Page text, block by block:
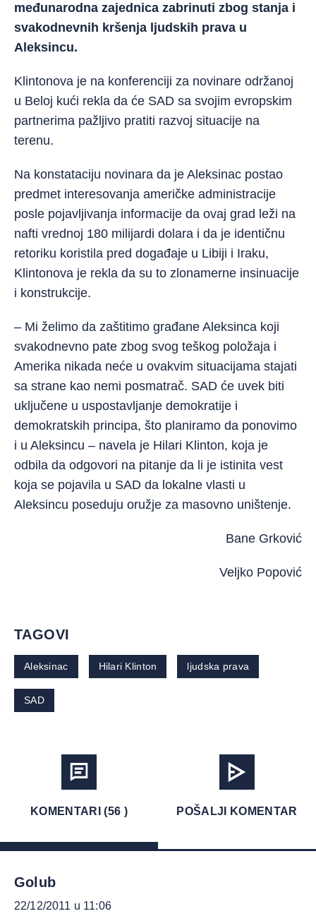
međunarodna zajednica zabrinuti zbog stanja i
svakodnevnih kršenja ljudskih prava u
Aleksincu.
Klintonova je na konferenciji za novinare održanoj
u Beloj kući rekla da će SAD sa svojim evropskim
partnerima pažljivo pratiti razvoj situacije na
terenu.
Na konstataciju novinara da je Aleksinac postao
predmet interesovanja američke administracije
posle pojavljivanja informacije da ovaj grad leži na
nafti vrednoj 180 milijardi dolara i da je identičnu
retoriku koristila pred događaje u Libiji i Iraku,
Klintonova je rekla da su to zlonamerne insinuacije
i konstrukcije.
– Mi želimo da zaštitimo građane Aleksinca koji
svakodnevno pate zbog svog teškog položaja i
Amerika nikada neće u ovakvim situacijama stajati
sa strane kao nemi posmatrač. SAD će uvek biti
uključene u uspostavljanje demokratije i
demokratskih principa, što planiramo da ponovimo
i u Aleksincu – navela je Hilari Klinton, koja je
odbila da odgovori na pitanje da li je istinita vest
koja se pojavila u SAD da lokalne vlasti u
Aleksincu poseduju oružje za masovno uništenje.
Bane Grković
Veljko Popović
TAGOVI
Aleksinac Hilari Klinton ljudska prava
SAD
KOMENTARI (56 ) POŠALJI KOMENTAR
Golub
22/12/2011 u 11:06